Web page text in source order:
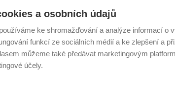
a osobních údajů
ke shromažďování a analýze informací o
funkcí ze sociálních médií a ke zlepšení a
můžeme také předávat marketingovým
účely.